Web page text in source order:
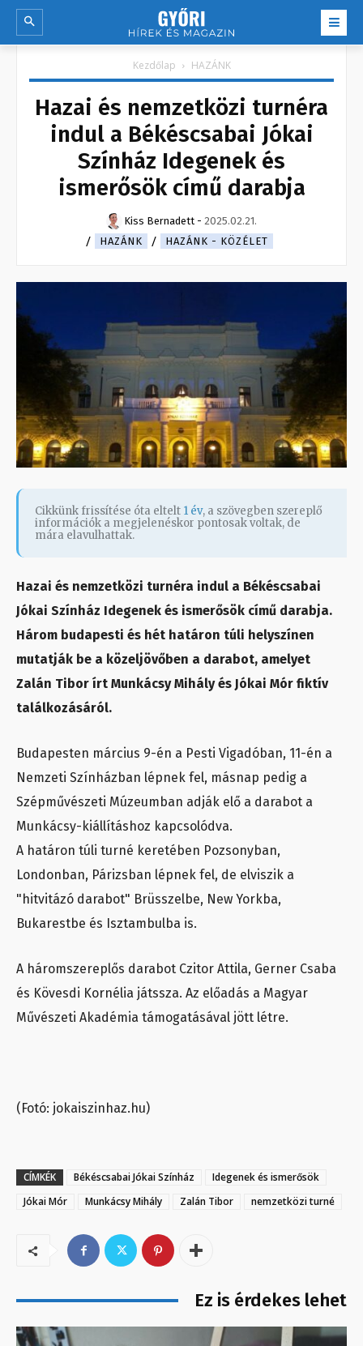
Kezdőlap HAZÁNK
Hazai és nemzetközi turnéra
indul a Békéscsabai Jókai
Színház Idegenek és
ismerősök című darabja
Kiss Bernadett - 2025.02.21.
HAZÁNK
HAZÁNK - KÖZÉLET
Cikkünk frissítése óta eltelt 1 év, a szövegben szereplő
információk a megjelenéskor pontosak voltak, de
mára elavulhattak.
Hazai és nemzetközi turnéra indul a Békéscsabai
Jókai Színház Idegenek és ismerősök című darabja.
Három budapesti és hét határon túli helyszínen
mutatják be a közeljövőben a darabot, amelyet
Zalán Tibor írt Munkácsy Mihály és Jókai Mór fiktív
találkozásáról.
Budapesten március 9-én a Pesti Vigadóban, 11-én a
Nemzeti Színházban lépnek fel, másnap pedig a
Szépművészeti Múzeumban adják elő a darabot a
Munkácsy-kiállításhoz kapcsolódva.
A határon túli turné keretében Pozsonyban,
Londonban, Párizsban lépnek fel, de elviszik a
"hitvitázó darabot" Brüsszelbe, New Yorkba,
Bukarestbe és Isztambulba is.
A háromszereplős darabot Czitor Attila, Gerner Csaba
és Kövesdi Kornélia játssza. Az előadás a Magyar
Művészeti Akadémia támogatásával jött létre.
(Fotó: jokaiszinhaz.hu)
CÍMKÉK Békéscsabai Jókai Színház
Idegenek és ismerősök
Jókai Mór
Munkácsy Mihály Zalán Tibor nemzetközi turné
Ez is érdekes lehet